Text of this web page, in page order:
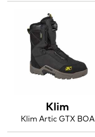
Klim
Klim Artic GTX BOA